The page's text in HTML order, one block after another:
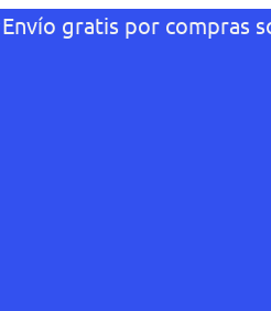
gratis por compras